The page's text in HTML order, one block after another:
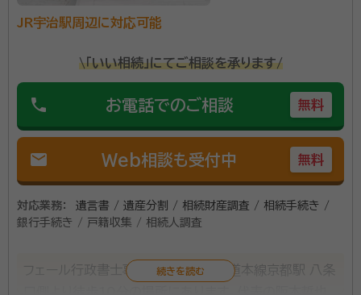
市民生活に即した相談にも対応いたします。 当事務所
のモットーは、皆様の心強い相談相手として、しっかり向
す。特に相続手続きにおいては、相続人及び相続財産の
調査、相続関係図の作成、遺産分割協議書の作成、遺言
書作成支援など、正確な書類作成と手続きで実務の負
担を軽減し、スムーズな相続をサポートいたします。 ま
た、初回のご相談は無料で承っております。 平日9:00
い。 土日祝日も事前予約で対応可能です。 皆様に寄り
添った、親切・丁寧な対応を心掛けておりますので、相続
務所にご相談ください。
JR宇治駅周辺に対応可能
\「いい相続」にてご相談を承ります/
phone お電話でのご相談 無料
mail Web相談も受付中 無料
対応業務：
遺言書 / 遺産分割 / 相続財産調査 / 相続手続き /
銀行手続き / 戸籍収集 / 相続人調査
フェール行政書士事務所は、JR 東海道本線京都駅 八条